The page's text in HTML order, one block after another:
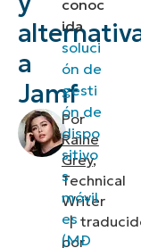
a
Jamf
Por
Raine
Grey,
Technical
Writer
|
por
MDM
1.
2.
3. IBM
conoc
ida
soluci
ón de
gesti
ón de
dispo
sitivo
s
móvil
es
(MD